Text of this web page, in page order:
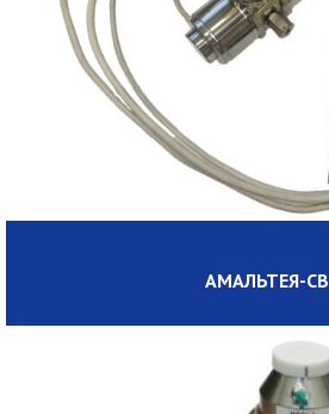
АМАЛЬТЕЯ-СВ